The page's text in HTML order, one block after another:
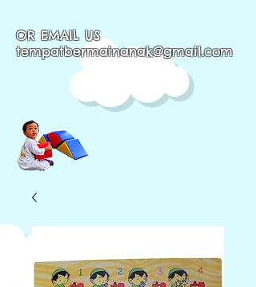
OR EMAIL US
tempatbermainanak@gmail.com